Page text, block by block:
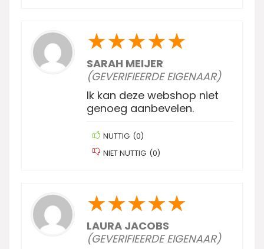
★★★★★
SARAH MEIJER
(GEVERIFIEERDE EIGENAAR)
Ik kan deze webshop niet
genoeg aanbevelen.
NUTTIG (0)
NIET NUTTIG (0)
★★★★★
LAURA JACOBS
(GEVERIFIEERDE EIGENAAR)